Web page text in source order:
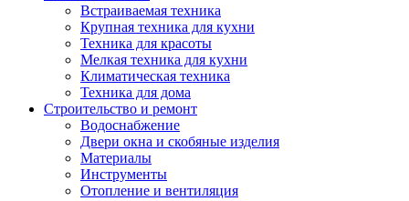
Встраиваемая техника
Крупная техника для кухни
Техника для красоты
Мелкая техника для кухни
Климатическая техника
Техника для дома
Строительство и ремонт
Водоснабжение
Двери окна и скобяные изделия
Материалы
Инструменты
Отопление и вентиляция